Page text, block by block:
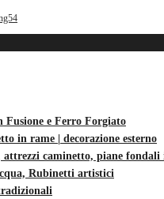
e Ferro Forgiato
in rame | decorazione esterno
attrezzi caminetto, piane fondali
Rubinetti artistici